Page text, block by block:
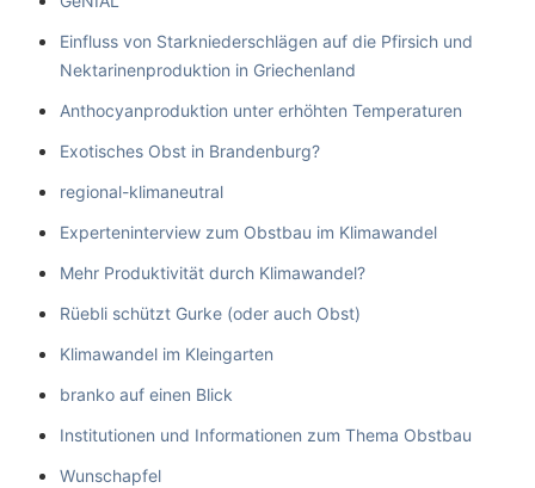
Einfluss von Starkniederschlägen auf die Pfirsich und
Nektarinenproduktion in Griechenland
Anthocyanproduktion unter erhöhten Temperaturen
Exotisches Obst in Brandenburg?
regional-klimaneutral
Experteninterview zum Obstbau im Klimawandel
Mehr Produktivität durch Klimawandel?
Rüebli schützt Gurke (oder auch Obst)
Klimawandel im Kleingarten
branko auf einen Blick
Institutionen und Informationen zum Thema Obstbau
Wunschapfel